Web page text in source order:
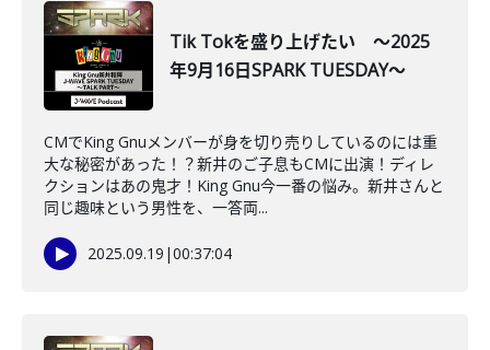
Tik Tokを盛り上げたい ～2025
年9月16日SPARK TUESDAY～
CMでKing Gnuメンバーが身を切り売りしているのには重
大な秘密があった！？新井のご子息もCMに出演！ディレ
クションはあの鬼才！King Gnu今一番の悩み。新井さんと
同じ趣味という男性を、一答両...
2025.09.19 |00:37:04